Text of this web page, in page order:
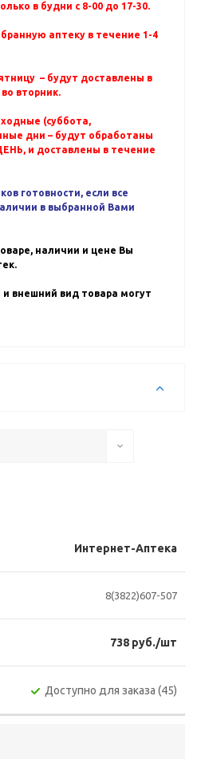
в будни с 8-00 до 17-30.
аптеку в течение 1-4
– будут доставлены в
вторник.
(суббота,
дни – будут обработаны
и доставлены в течение
готовности, если все
в выбранной Вами
наличии и цене Вы
и внешний вид товара могут
Интернет-Аптека
8(3822)607-507
738 руб./шт
Доступно для заказа (45)